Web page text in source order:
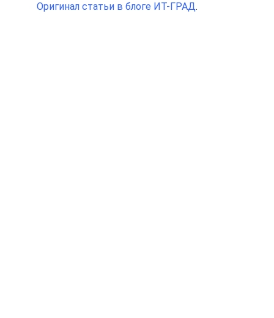
Оригинал статьи в блоге ИТ-ГРАД.